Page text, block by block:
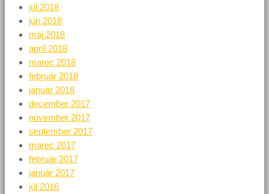
júl 2018
jún 2018
máj 2018
apríl 2018
marec 2018
február 2018
január 2018
december 2017
november 2017
september 2017
marec 2017
február 2017
január 2017
júl 2016